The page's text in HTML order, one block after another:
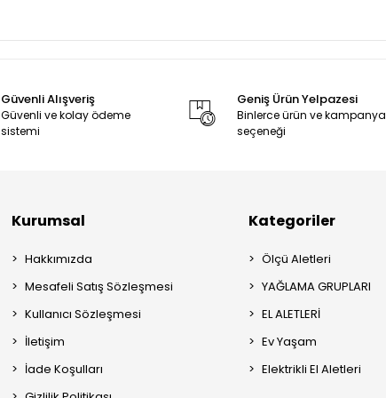
Güvenli Alışveriş
Güvenli ve kolay ödeme
sistemi
Geniş Ürün Yelpazesi
Binlerce ürün ve kampanya
seçeneği
Kurumsal
Hakkımızda
Mesafeli Satış Sözleşmesi
Kullanıcı Sözleşmesi
İletişim
İade Koşulları
Kategoriler
Ölçü Aletleri
YAĞLAMA GRUPLARI
EL ALETLERİ
Ev Yaşam
Elektrikli El Aletleri